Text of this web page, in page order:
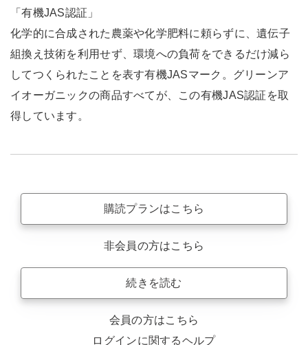
「有機JAS認証」
化学的に合成された農薬や化学肥料に頼らずに、遺伝子
組換え技術を利用せず、環境への負荷をできるだけ減ら
してつくられたことを表す有機JASマーク。グリーンア
イオーガニックの商品すべてが、この有機JAS認証を取
得しています。
購読プランはこちら
非会員の方はこちら
続きを読む
会員の方はこちら
ログインに関するヘルプ